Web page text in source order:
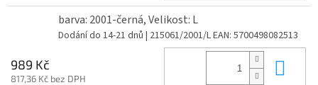
barva: 2001-černá, Velikost: L
Dodání do 14-21 dnů | 215061/2001/LEAN: 5700498082513
989 Kč
817,36 Kč bez DPH